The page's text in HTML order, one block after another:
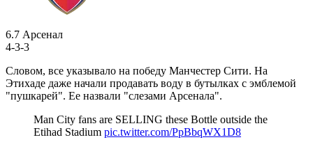
6.7 Арсенал
4-3-3
Словом, все указывало на победу Манчестер Сити. На
Этихаде даже начали продавать воду в бутылках с эмблемой
"пушкарей". Ее назвали "слезами Арсенала".
Man City fans are SELLING these Bottle outside the
Etihad Stadium pic.twitter.com/PpBbqWX1D8